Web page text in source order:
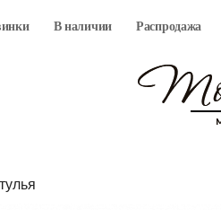
В наличии Распродажа